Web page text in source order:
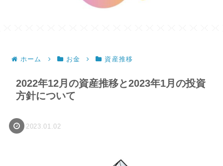
ホーム お金 資産推移
2022年12月の資産推移と2023年1月の投資
方針について
2023.01.02